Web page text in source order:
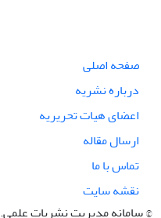
صفحه اصلی
درباره نشریه
اعضای هیات تحریریه
ارسال مقاله
تماس با ما
نقشه سایت
© سامانه مدیریت نشریات علمی.